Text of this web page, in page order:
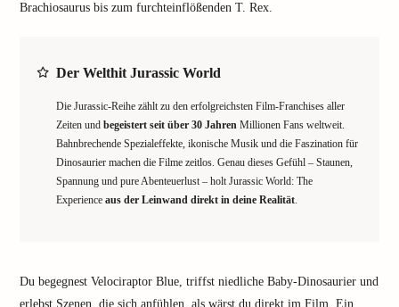
Brachiosaurus bis zum furchteinflößenden T. Rex.
Der Welthit Jurassic World
Die Jurassic-Reihe zählt zu den erfolgreichsten Film-Franchises aller
Zeiten und begeistert seit über 30 Jahren Millionen Fans weltweit.
Bahnbrechende Spezialeffekte, ikonische Musik und die Faszination für
Dinosaurier machen die Filme zeitlos. Genau dieses Gefühl – Staunen,
Spannung und pure Abenteuerlust – holt Jurassic World: The
Experience aus der Leinwand direkt in deine Realität.
Du begegnest Velociraptor Blue, triffst niedliche Baby-Dinosaurier und
erlebst Szenen, die sich anfühlen, als wärst du direkt im Film. Ein